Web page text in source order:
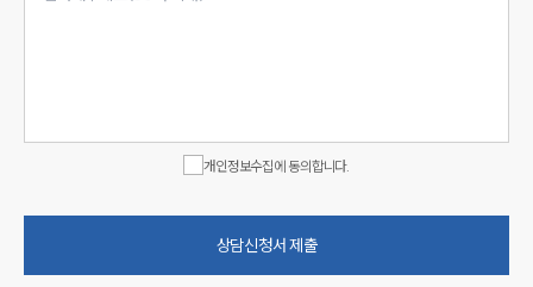
개인정보수집에 동의합니다.
상담신청서 제출